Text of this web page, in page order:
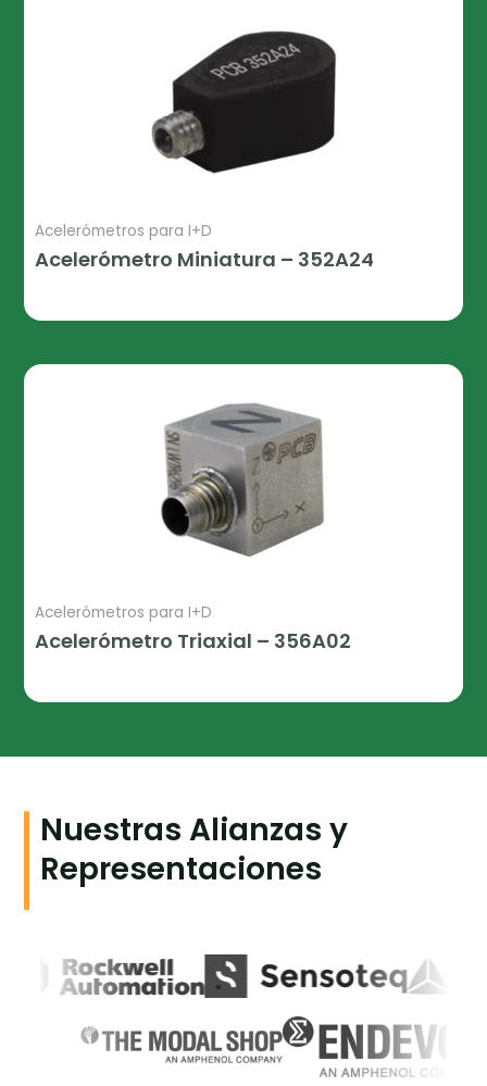
Acelerómetros para I+D
Acelerómetro Miniatura – 352A24
Acelerómetros para I+D
Acelerómetro Triaxial – 356A02
Nuestras Alianzas y
Representaciones